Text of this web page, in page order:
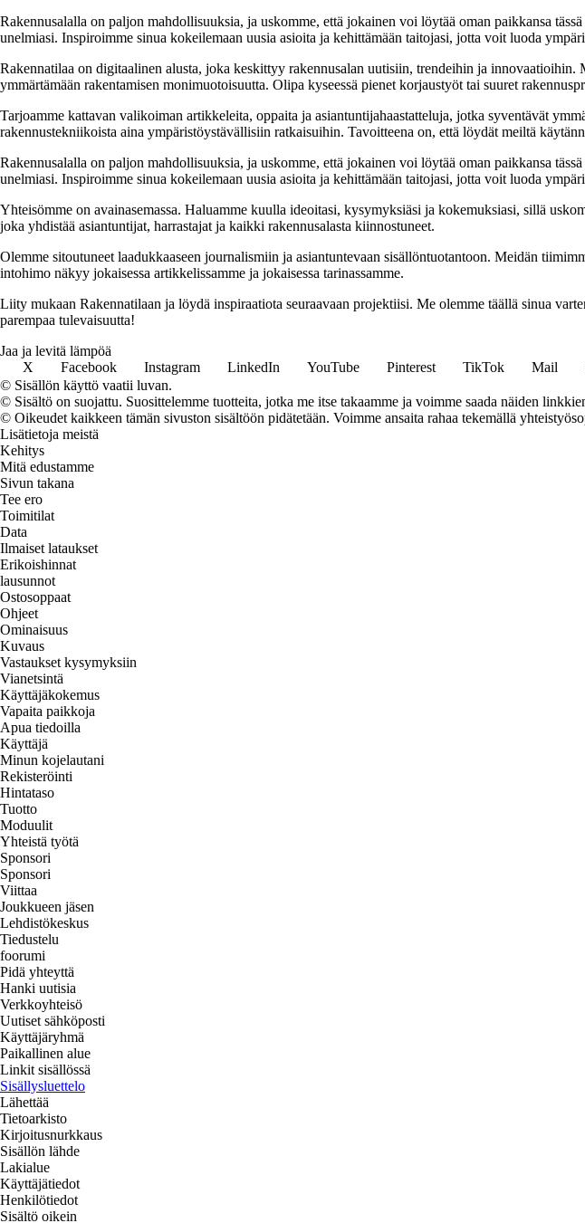
Rakennusalalla on paljon mahdollisuuksia, ja uskomme, että jokainen voi löytää oman paikkansa
unelmiasi. Inspiroimme sinua kokeilemaan uusia asioita ja kehittämään taitojasi, jotta voit luoda
Rakennatilaa on digitaalinen alusta, joka keskittyy rakennusalan uutisiin, trendeihin ja
ymmärtämään rakentamisen monimuotoisuutta. Olipa kyseessä pienet korjaustyöt tai suuret
Tarjoamme kattavan valikoiman artikkeleita, oppaita ja asiantuntijahaastatteluja, jotka syventävät
rakennustekniikoista aina ympäristöystävällisiin ratkaisuihin. Tavoitteena on, että löydät meiltä
Rakennusalalla on paljon mahdollisuuksia, ja uskomme, että jokainen voi löytää oman paikkansa
unelmiasi. Inspiroimme sinua kokeilemaan uusia asioita ja kehittämään taitojasi, jotta voit luoda
Yhteisömme on avainasemassa. Haluamme kuulla ideoitasi, kysymyksiäsi ja kokemuksiasi, sillä
joka yhdistää asiantuntijat, harrastajat ja kaikki rakennusalasta kiinnostuneet.
Olemme sitoutuneet laadukkaaseen journalismiin ja asiantuntevaan sisällöntuotantoon. Meidän
intohimo näkyy jokaisessa artikkelissamme ja jokaisessa tarinassamme.
Liity mukaan Rakennatilaan ja löydä inspiraatiota seuraavaan projektiisi. Me olemme täällä sinua
parempaa tulevaisuutta!
Jaa ja levitä lämpöä
X
Facebook Instagram LinkedIn YouTube Pinterest TikTok Mail
© Sisällön käyttö vaatii luvan.
© Sisältö on suojattu. Suosittelemme tuotteita, jotka me itse takaamme ja voimme saada näiden
© Oikeudet kaikkeen tämän sivuston sisältöön pidätetään. Voimme ansaita rahaa tekemällä
Lisätietoja meistä
Kehitys
Mitä edustamme
Sivun takana
Tee ero
Toimitilat
Data
Ilmaiset lataukset
Erikoishinnat
lausunnot
Ostosoppaat
Ohjeet
Ominaisuus
Kuvaus
Vastaukset kysymyksiin
Vianetsintä
Käyttäjäkokemus
Vapaita paikkoja
Apua tiedoilla
Käyttäjä
Minun kojelautani
Rekisteröinti
Hintataso
Tuotto
Moduulit
Yhteistä työtä
Sponsori
Sponsori
Viittaa
Joukkueen jäsen
Lehdistökeskus
Tiedustelu
foorumi
Pidä yhteyttä
Hanki uutisia
Verkkoyhteisö
Uutiset sähköposti
Käyttäjäryhmä
Paikallinen alue
Linkit sisällössä
Sisällysluettelo
Lähettää
Tietoarkisto
Kirjoitusnurkkaus
Sisällön lähde
Lakialue
Käyttäjätiedot
Henkilötiedot
Sisältö oikein